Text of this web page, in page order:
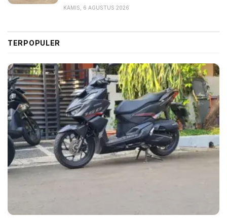
Tidak ada pemberitahuan kepada pelanggan soal
bermasalah akan diganti dengan waktu sekitar dua
Tags: Bagasi filter Headline
Hyundai Stargazer
LMPV
Recall
KAMIS, 6 AGUSTUS 2026
TERPOPULER